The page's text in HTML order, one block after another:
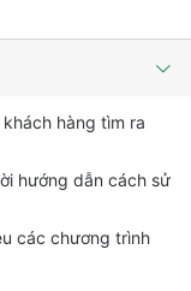
hàng tìm ra
hướng dẫn cách sử
các chương trình